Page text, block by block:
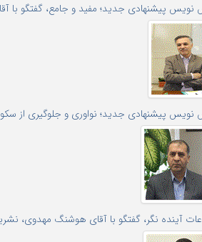
پیشنهادی جدید؛ مفید و جامع، گفتگو با
پیشنهادی جدید؛ نواوری و جلوگیری از سکون،
آینده نگر، گفتگو با آقای هوشنگ مهدوی، نشریه